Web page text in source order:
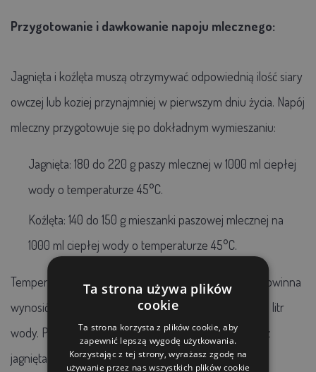
Przygotowanie i dawkowanie napoju mlecznego:
Jagnięta i koźlęta muszą otrzymywać odpowiednią ilość siary
owczej lub koziej przynajmniej w pierwszym dniu życia. Napój
mleczny przygotowuje się po dokładnym wymieszaniu:
Jagnięta: 180 do 220 g paszy mlecznej w 1000 ml ciepłej
wody o temperaturze 45°C.
Koźlęta: 140 do 150 g mieszanki paszowej mlecznej na
1000 ml ciepłej wody o temperaturze 45°C.
Temperatura napoju mlecznego podczas karmienia powinna
wynosić od 39 do 40°C. Nie zwiększać dawki MKS na 1 litr
wody. Przy wyższym stężeniu MKS w napoju narażasz
jagnięta i koźlęta na ryzyko wystąpienia biegunki
Ta strona używa plików
cookie
Ta strona korzysta z plików cookie, aby
zapewnić lepszą wygodę użytkowania.
Korzystając z tej strony, wyrażasz zgodę na
używanie przez nas wszystkich plików cookie